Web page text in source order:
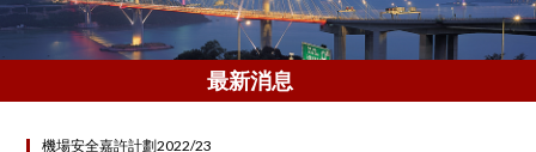
最新消息
機場安全嘉許計劃2022/23